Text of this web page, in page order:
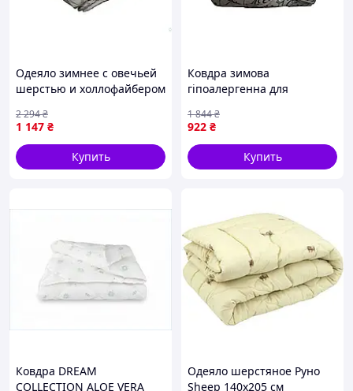
Одеяло зимнее с овечьей
шерстью и холлофайбером
отличной теплоизоляции
1 147 ₴
2 294₴
Купить
Ковдра зимова
гіпоалергенна для
відпочинку поліестер
175х210 см
922 ₴
1 844₴
Купить
Ковдра DREAM
COLLECTION ALOE VERA
Одеяло шерстяное Руно
Sheep 140x205 см